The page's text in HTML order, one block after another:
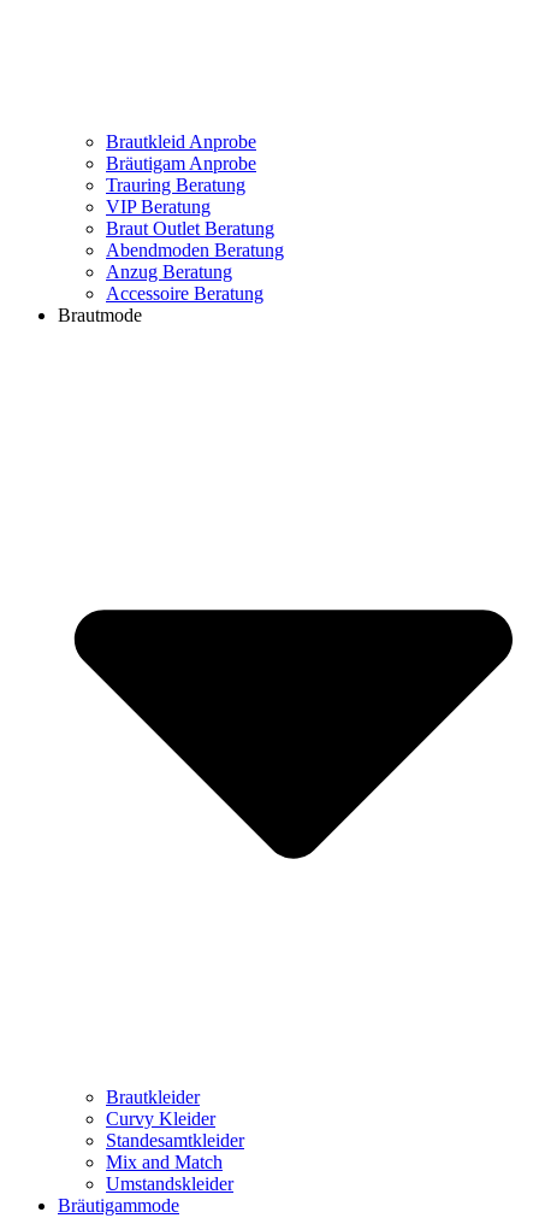
Brautkleid Anprobe
Bräutigam Anprobe
Trauring Beratung
VIP Beratung
Braut Outlet Beratung
Abendmoden Beratung
Anzug Beratung
Accessoire Beratung
Brautmode
Brautkleider
Curvy Kleider
Standesamtkleider
Mix and Match
Umstandskleider
Bräutigammode